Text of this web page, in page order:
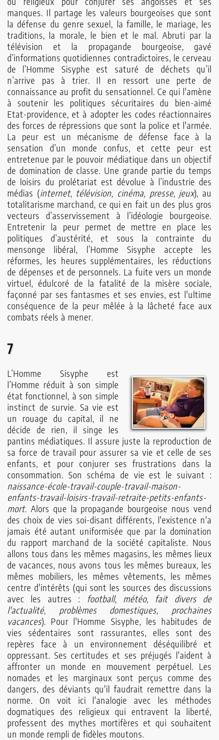
manques. Il partage les valeurs bourgeoises que sont
la défense du genre sexuel, la famille, le mariage, les
traditions, la morale, le bien et le mal. Abruti par la
télévision et la propagande bourgeoise, gavé
d’informations quotidiennes contradictoires, le cerveau
de l’Homme Sisyphe est saturé de déchets qu’il
n’arrive pas à trier. Il en ressort une perte de
connaissance au profit du sensationnel. Ce qui l'amène
à soutenir les politiques sécuritaires du bien-aimé
Etat-providence, et à adopter les codes réactionnaires
des forces de répressions que sont la police et l'armée.
La peur est un mécanisme de défense face à la
sensation d’un monde confus, et cette peur est
entretenue par le pouvoir médiatique dans un objectif
de domination de classe. Une grande partie du temps
de loisirs du prolétariat est dévolue à l’industrie des
médias (internet, télévision, cinéma, presse, jeux), au
totalitarisme marchand, ce qui en fait un des plus gros
vecteurs d’asservissement à l’idéologie bourgeoise.
Entretenir la peur permet de mettre en place les
politiques d’austérité, et sous la contrainte du
mensonge libéral, l’Homme Sisyphe accepte les
réformes, les heures supplémentaires, les réductions
de dépenses et de personnels. La fuite vers un monde
virtuel, édulcoré de la fatalité de la misère sociale,
façonné par ses fantasmes et ses envies, est l'ultime
conséquence de la peur mêlée à la lâcheté face aux
combats réels à mener.
7
L’Homme Sisyphe est
l’Homme réduit à son simple
état fonctionnel, à son simple
instinct de survie. Sa vie est
un rouage du capital, il ne
décide de rien, il singe les
pantins médiatiques. Il assure juste la reproduction de
sa force de travail pour assurer sa vie et celle de ses
enfants, et pour conjurer ses frustrations dans la
consommation. Son schéma de vie est le suivant :
naissance-école-travail-couple-travail-maison-
enfants-travail-loisirs-travail-retraite-petits-enfants-
mort. Alors que la propagande bourgeoise nous vend
des choix de vies soi-disant différents, l'existence n'a
jamais été autant uniformisée que par la domination
du rapport marchand de la société capitaliste. Nous
allons tous dans les mêmes magasins, les mêmes lieux
de vacances, nous avons tous les mêmes bureaux, les
mêmes mobiliers, les mêmes vêtements, les mêmes
centre d'intérêts (qui sont les sources des discussions
avec les autres :
football, météo, fait divers de
l'actualité, problèmes domestiques, prochaines
vacances). Pour l'Homme Sisyphe, les habitudes de
vies sédentaires sont rassurantes, elles sont des
repères face à un environnement déséquilibré et
oppressant. Ses certitudes et ses préjugés l'aident à
affronter un monde en mouvement perpétuel. Les
nomades et les marginaux sont perçus comme des
dangers, des déviants qu'il faudrait remettre dans la
norme. On voit ici l'analogie avec les méthodes
dogmatiques des religieux qui entravent la liberté,
professent des mythes mortifères et qui souhaitent
un monde rempli de fidèles moutons.